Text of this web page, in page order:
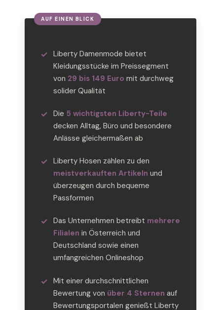
Liberty Damenmode bietet
Kleidungsstücke im Preissegment
von 29 bis 149 Euro mit durchweg
solider Qualität
Die 5 wichtigsten Liberty-Teile
decken Alltag, Büro und besondere
Anlässe gleichermaßen ab
Liberty Hosen zählen zu den
meistverkauften Artikeln und
überzeugen durch bequeme
Passformen
Das Unternehmen betreibt mehrere
Filialen in Österreich und
Deutschland sowie einen
umfangreichen Onlineshop
Mit einer durchschnittlichen
Bewertung von über 4 Sternen auf
Bewertungsportalen genießt Liberty